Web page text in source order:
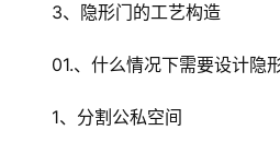
3、隐形门的工艺构造
01.、什么情况下需要设计隐
1、分割公私空间